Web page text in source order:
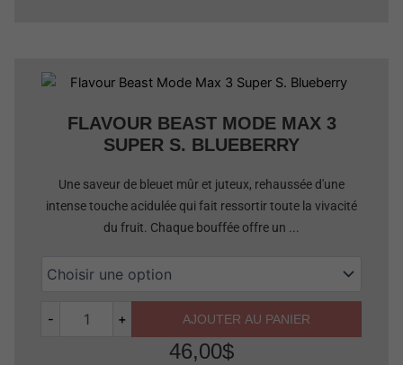
FLAVOUR BEAST MODE MAX 3
SUPER S. BLUEBERRY
Une saveur de bleuet mûr et juteux, rehaussée d'une
intense touche acidulée qui fait ressortir toute la vivacité
du fruit. Chaque bouffée offre un ...
- + AJOUTER AU PANIER
46,00$